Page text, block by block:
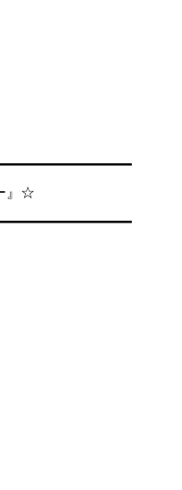
』☆